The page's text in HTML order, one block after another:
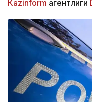
Каzinform агентлиги